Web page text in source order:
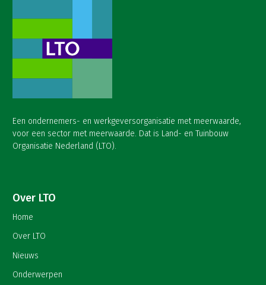
Een ondernemers- en werkgeversorganisatie met meerwaarde,
voor een sector met meerwaarde. Dat is Land- en Tuinbouw
Organisatie Nederland (LTO).
Over LTO
Home
Over LTO
Nieuws
Onderwerpen